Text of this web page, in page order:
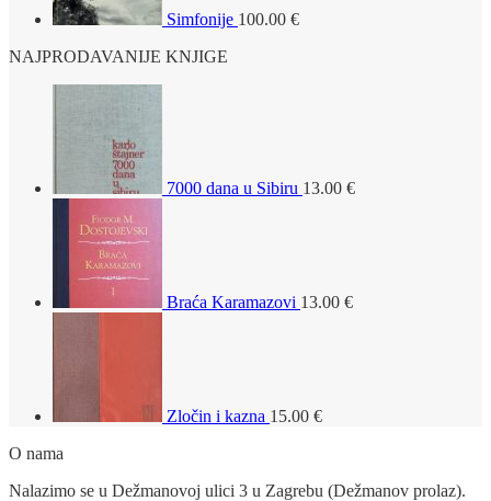
Simfonije 100.00 €
NAJPRODAVANIJE KNJIGE
7000 dana u Sibiru 13.00 €
Braća Karamazovi 13.00 €
Zločin i kazna 15.00 €
O nama
Nalazimo se u Dežmanovoj ulici 3 u Zagrebu (Dežmanov prolaz).